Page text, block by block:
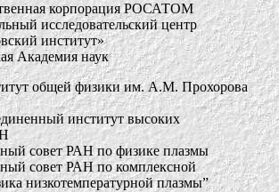
корпорация РОСАТОМ
исследовательский центр
институт»
Академия наук
физики им. А.М. Прохорова
институт высоких
РАН по физике плазмы
РАН по комплексной
низкотемпературной плазмы”